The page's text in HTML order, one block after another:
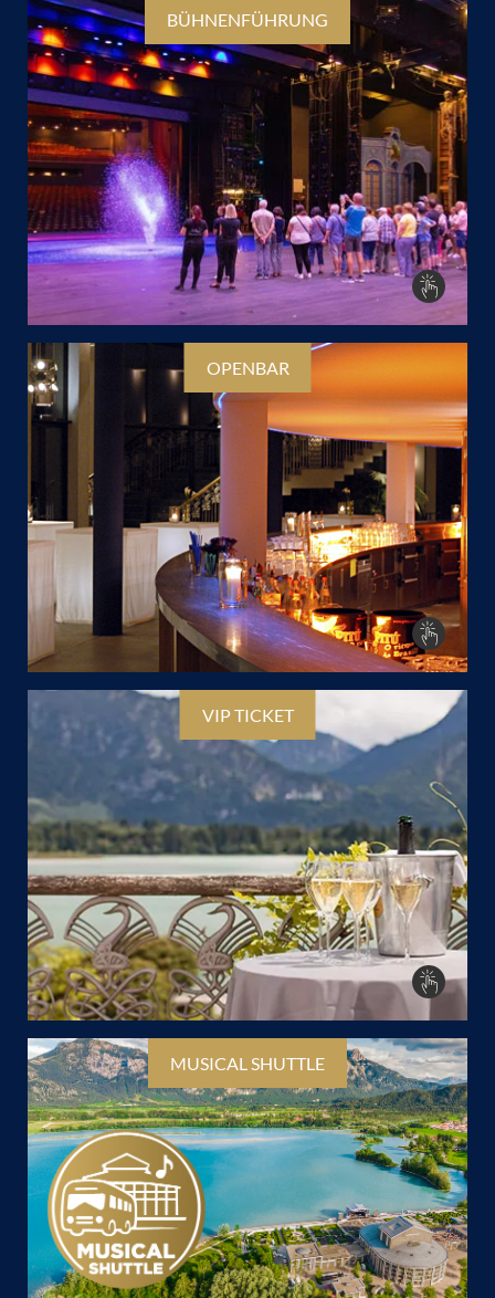
BÜHNENFÜHRUNG
OPENBAR
VIP TICKET
MUSICAL SHUTTLE